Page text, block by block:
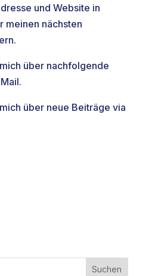
und Website in
meinen nächsten
über nachfolgende
über neue Beiträge via